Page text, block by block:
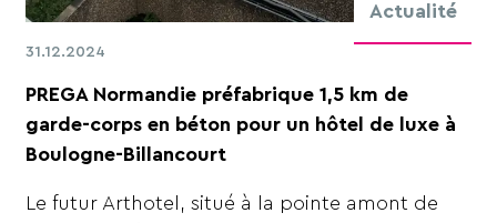
Actualité
31.12.2024
PREGA Normandie préfabrique 1,5 km de
garde-corps en béton pour un hôtel de luxe à
Boulogne-Billancourt
Le futur Arthotel, situé à la pointe amont de